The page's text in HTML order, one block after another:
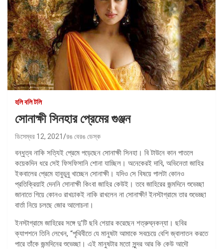
হলি বলি টলি
সোনাক্ষী সিনহার প্রেমের গুঞ্জন
ডিসেম্বর 12, 2021 রঙ বেরঙ ডেস্ক
বন্ধুত্ব নাকি সত্যিই প্রেমে পড়েছেন সোনাক্ষী সিনহা। বি টাউনে কান পাতলে
কয়েকদিন ধরে সেই ফিসফিসানি শোনা যাচ্ছিল। অনেকেরই দাবি, অভিনেতা জাহির
ইকবালের প্রেমে হাবুডুবু খাচ্ছেন সোনাক্ষী। যদিও সে বিষয়ে পালটা কোনও
প্রতিক্রিয়াই দেননি সোনাক্ষী কিংবা জাহির কেউই। তবে জাহিরের জন্মদিনে শুভেচ্ছা
জানাতে গিয়ে কোনও রাখঢাকই নাকি রাখলেন না সোনাক্ষী! ইনস্টাগ্রামে তার শুভেচ্ছা
বার্তা নিয়ে চলছে জোর আলোচনা।
ইনস্টাগ্রামে জাহিরের সঙ্গে দু’টি ছবি শেয়ার করেছেন শত্রুঘ্নকন্যা। ছবির
ক্যাপশনে তিনি লেখেন, “পৃথিবীতে যে মানুষটা আমাকে সবচেয়ে বেশি জ্বালাতন করতে
পারে তাঁকে জন্মদিনের শুভেচ্ছা। এই মানুষটার মতো সুন্দর আর কি কেউ আদৌ